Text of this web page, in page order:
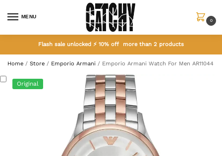
MENU
0
Flash sale unlocked ⚡ 10% off more than 2 products
Home / Store / Emporio Armani / Emporio Armani Watch For Men AR11044
Original